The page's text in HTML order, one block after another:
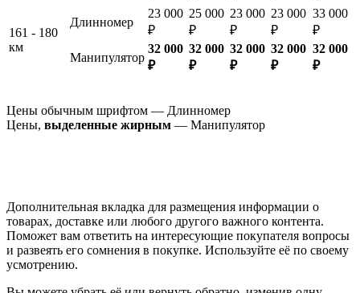
161 - 180
км
Длинномер
23 000
₽
25 000
₽
23 000
₽
23 000
₽
33 000
₽
Манипулятор
32 000
₽
32 000
₽
32 000
₽
32 000
₽
32 000
₽
Цены обычным шрифтом — Длинномер
Цены, выделенные жирным — Манипулятор
Дополнительная вкладка для размещения информации о
товарах, доставке или любого другого важного контента.
Поможет вам ответить на интересующие покупателя вопросы
и развеять его сомнения в покупке. Используйте её по своему
усмотрению.